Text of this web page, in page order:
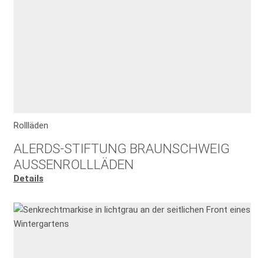
Rollläden
ALERDS-STIFTUNG BRAUNSCHWEIG
AUSSENROLLLÄDEN
Details